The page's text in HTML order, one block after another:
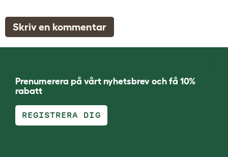
Skriv en kommentar
Prenumerera på vårt nyhetsbrev och få 10%
rabatt
REGISTRERA DIG